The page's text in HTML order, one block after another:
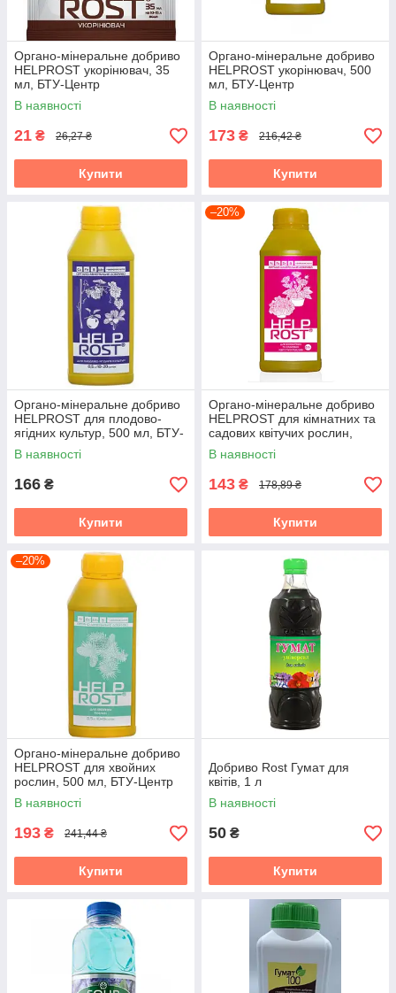
Органо-мінеральне добриво
HELPROST укорінювач, 35
мл, БТУ-Центр
В наявності
21 ₴ 26,27 ₴
Купити
Органо-мінеральне добриво
HELPROST укорінювач, 500
мл, БТУ-Центр
В наявності
173 ₴ 216,42 ₴
Купити
Органо-мінеральне добриво
HELPROST для плодово-
ягідних культур, 500 мл, БТУ-
Центр
В наявності
166 ₴
Купити
–20%
Органо-мінеральне добриво
HELPROST для кімнатних та
садових квітучих рослин,
500 мл, БТУ-Центр
В наявності
143 ₴ 178,89 ₴
Купити
–20%
Органо-мінеральне добриво
HELPROST для хвойних
рослин, 500 мл, БТУ-Центр
В наявності
193 ₴ 241,44 ₴
Купити
Добриво Rost Гумат для
квітів, 1 л
В наявності
50 ₴
Купити